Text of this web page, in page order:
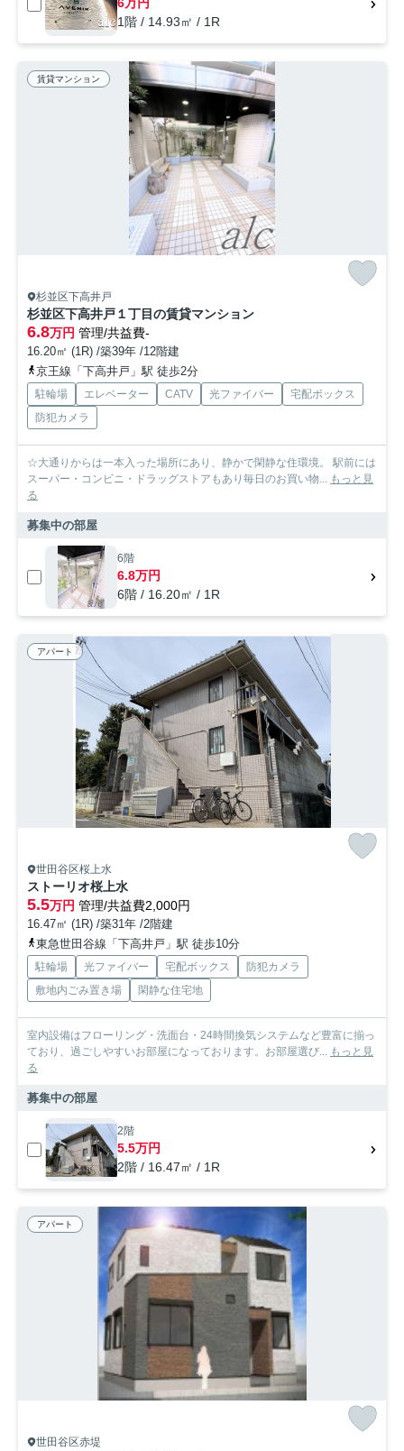
1階 / 14.93㎡ / 1R
賃貸マンション
杉並区下高井戸
杉並区下高井戸１丁目の賃貸マンション
6.8万円 管理/共益費-
16.20㎡ (1R) /築39年 /12階建
京王線「下高井戸」駅 徒歩2分
駐輪場 エレベーター CATV 光ファイバー
宅配ボックス
防犯カメラ
☆大通りからは一本入った場所にあり、静かで閑静な住環境。 駅前には
スーパー・コンビニ・ドラッグストアもあり毎日のお買い物... もっと見
る
募集中の部屋
6階
6.8万円
6階 / 16.20㎡ / 1R
アパート
世田谷区桜上水
ストーリオ桜上水
5.5万円 管理/共益費2,000円
16.47㎡ (1R) /築31年 /2階建
東急世田谷線「下高井戸」駅 徒歩10分
駐輪場 光ファイバー 宅配ボックス
防犯カメラ
敷地内ごみ置き場
閑静な住宅地
室内設備はフローリング・洗面台・24時間換気システムなど豊富に揃っ
ており、過ごしやすいお部屋になっております。お部屋選び... もっと見
る
募集中の部屋
2階
5.5万円
2階 / 16.47㎡ / 1R
アパート
世田谷区赤堤